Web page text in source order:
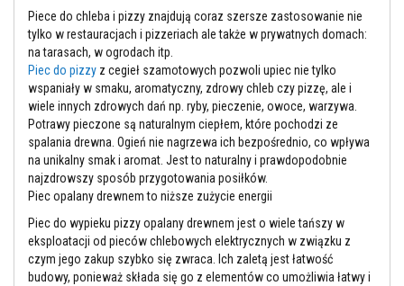
t
e
k
i
f
u
g
i
r
o
d
d
c
z
Piece do chleba i pizzy znajdują coraz szersze zastosowanie nie
tylko w restauracjach i pizzeriach ale także w prywatnych domach:
na tarasach, w ogrodach itp.
Piec do pizzy z cegieł szamotowych pozwoli upiec nie tylko
wspaniały w smaku, aromatyczny, zdrowy chleb czy pizzę, ale i
wiele innych zdrowych dań np. ryby, pieczenie, owoce, warzywa.
Potrawy pieczone są naturalnym ciepłem, które pochodzi ze
spalania drewna. Ogień nie nagrzewa ich bezpośrednio, co wpływa
na unikalny smak i aromat. Jest to naturalny i prawdopodobnie
najzdrowszy sposób przygotowania posiłków.
Piec opalany drewnem to niższe zużycie energii
Piec do wypieku pizzy opalany drewnem jest o wiele tańszy w
eksploatacji od pieców chlebowych elektrycznych w związku z
czym jego zakup szybko się zwraca. Ich zaletą jest łatwość
budowy, ponieważ składa się go z elementów co umożliwia łatwy i